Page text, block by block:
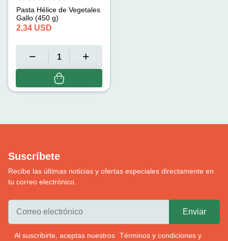
Pasta Hélice de Vegetales
Gallo (450 g)
2,34 USD
Suscríbete
Recibe las últimas noticias y ofertas especiales directamente en
tu correo electrónico.
Al suscribirte, aceptas nuestros Términos y condiciones y